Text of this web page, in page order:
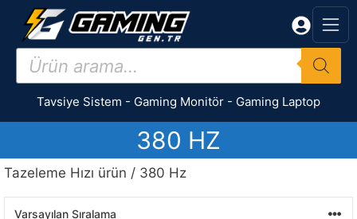
İçeriğe
Products
search
Tavsiye Sistem - Gaming Monitör - Gaming Laptop
380 HZ
Tazeleme Hızı ürün / 380 Hz